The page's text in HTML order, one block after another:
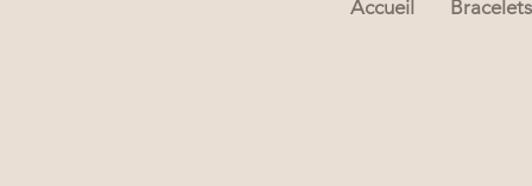
Accueil Bracelets